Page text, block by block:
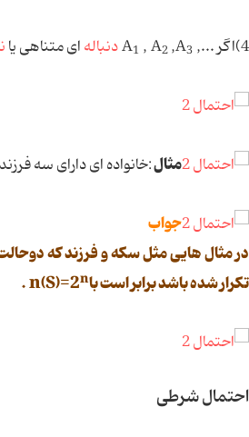
4)اگر A1 , A2 ,A3 ,... دنبالهای متناهی یا
مثال:خانواده ای دارای سه
جواب
تکرار شده باشد برابر است باn(S)=2n
.
احتمال شرطی